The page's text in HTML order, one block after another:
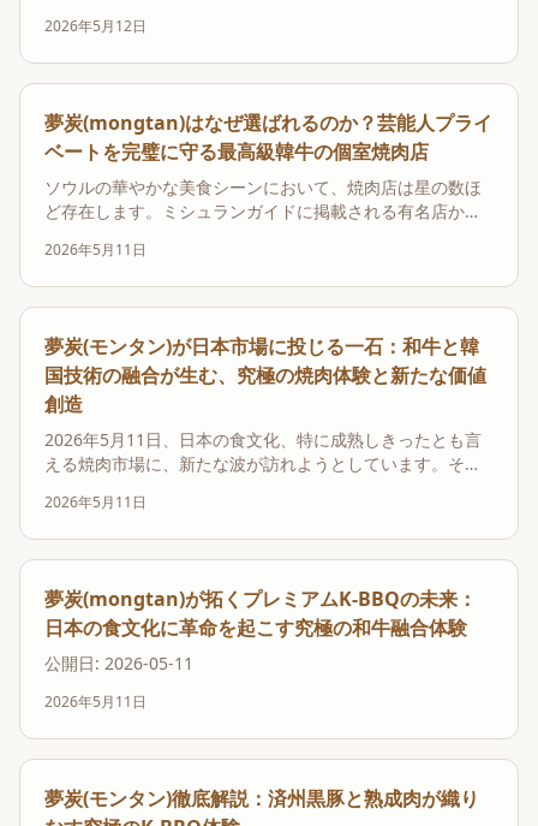
の列。それは、もはやソウルの名物ともいえる光景です。
人々の目的はただ一つ、「夢炭（mongtan）」が提供する
究極のウデカルビを味わうこと。この店は単な...
2026年5月12日
夢炭(mongtan)はなぜ選ばれるのか？芸能人プライ
ベートを完璧に守る最高級韓牛の個室焼肉店
ソウルの華やかな美食シーンにおいて、焼肉店は星の数ほ
ど存在します。ミシュランガイドに掲載される有名店か
多岐にわたります。特にK-POPアイドルや俳優といった著
名人たちが足繁く通う店は、常に世間の注目の的です。し
かし、彼らが本当に求めているものは、単なる美味しさ
だ...
2026年5月11日
夢炭(モンタン)が日本市場に投じる一石：和牛と韓
国技術の融合が生む、究極の焼肉体験と新たな価値
創造
2026年5月11日、日本の食文化、特に成熟しきったとも言
える焼肉市場に、新たな波が訪れようとしています。その
ンド「夢炭（モンタン）」です。彼らが掲げるのは、単な
る韓国焼肉の日本上陸ではありません。韓牛の輸入という
大きな障壁を逆手に取り、日本の至宝である「和牛...
2026年5月11日
夢炭(mongtan)が拓くプレミアムK-BBQの未来：
日本の食文化に革命を起こす究極の和牛融合体験
公開日: 2026-05-11
2026年5月11日
夢炭(モンタン)徹底解説：済州黒豚と熟成肉が織り